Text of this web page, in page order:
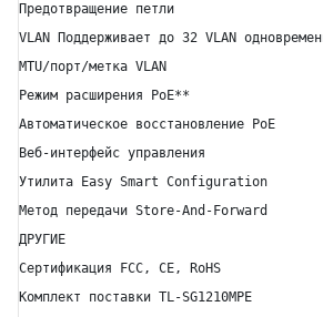
Предотвращение петли
VLAN Поддерживает до 32 VLAN
MTU/порт/метка VLAN
Режим расширения PoE**
Автоматическое восстановление PoE
Веб-интерфейс управления
Утилита Easy Smart Configuration
Метод передачи Store-And-Forward
ДРУГИЕ
Сертификация FCC, CE, RoHS
Комплект поставки TL-SG1210MPE